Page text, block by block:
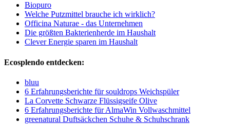
Biopuro
Welche Putzmittel brauche ich wirklich?
Officina Naturae - das Unternehmen
Die größten Bakterienherde im Haushalt
Clever Energie sparen im Haushalt
Ecosplendo entdecken:
bluu
6 Erfahrungsberichte für souldrops Weichspüler
La Corvette Schwarze Flüssigseife Olive
6 Erfahrungsberichte für AlmaWin Vollwaschmittel
greenatural Duftsäckchen Schuhe & Schuhschrank